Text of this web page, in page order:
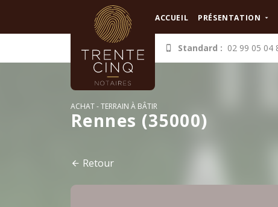
ACCUEIL PRÉSENTATION
Standard : 02 99 05 04
ACHAT TERRAIN À BÂTIR
Rennes (35000)
Retour
Panneau de gestion des cookies